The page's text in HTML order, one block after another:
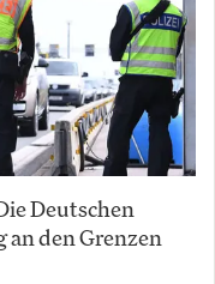
Deutschen
den Grenzen